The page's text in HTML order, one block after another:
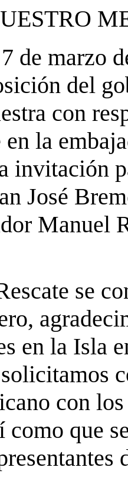
de marzo
del
con
la
invitación
José
Manuel
se
en la Isla
con
como que